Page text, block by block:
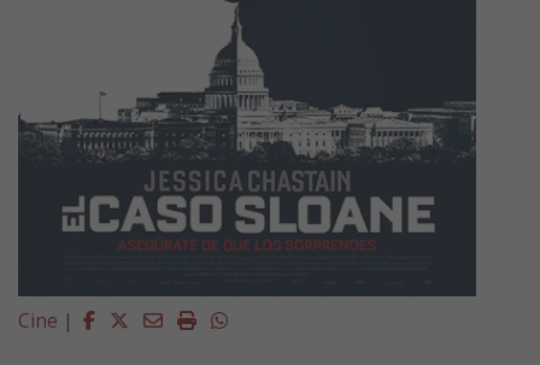
Cine | Facebook
Twitter
EmailImprimirWhatsapp